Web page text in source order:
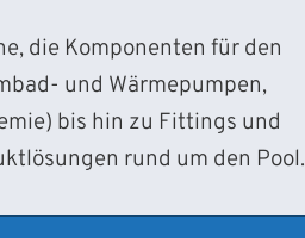
die Komponenten für den
und Wärmepumpen,
bis hin zu Fittings und
rund um den Pool.